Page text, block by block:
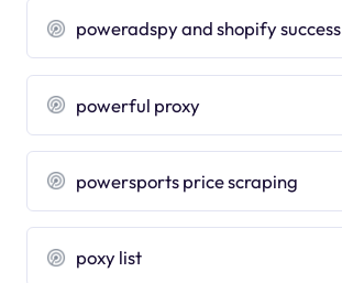
poweradspy and shopify success
powerful proxy
powersports price scraping
poxy list